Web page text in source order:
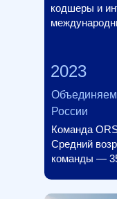
кодшеры и
Команда
Средний
команды —
России
2023